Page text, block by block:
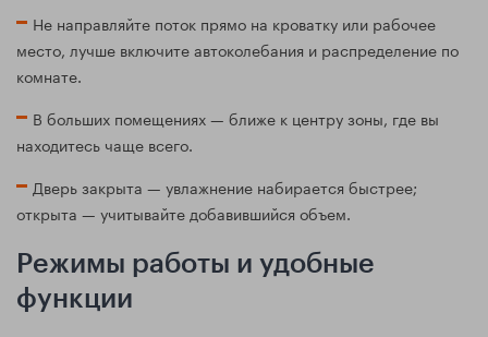
Не направляйте поток прямо на кроватку или рабочее
место, лучше включите автоколебания и распределение по
комнате.
В больших помещениях — ближе к центру зоны, где вы
находитесь чаще всего.
Дверь закрыта — увлажнение набирается быстрее;
открыта — учитывайте добавившийся объем.
Режимы работы и удобные
функции